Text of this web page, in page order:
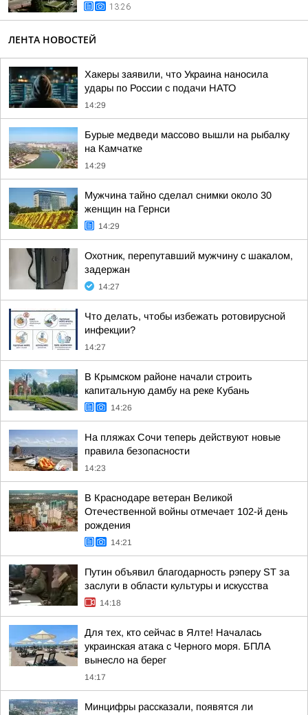
13:26
ЛЕНТА НОВОСТЕЙ
Хакеры заявили, что Украина наносила
удары по России с подачи НАТО
14:29
Бурые медведи массово вышли на рыбалку
на Камчатке
14:29
Мужчина тайно сделал снимки около 30
женщин на Гернси
14:29
Охотник, перепутавший мужчину с шакалом,
задержан
14:27
Что делать, чтобы избежать ротовирусной
инфекции?
14:27
В Крымском районе начали строить
капитальную дамбу на реке Кубань
14:26
На пляжах Сочи теперь действуют новые
правила безопасности
14:23
В Краснодаре ветеран Великой
Отечественной войны отмечает 102-й день
рождения
14:21
Путин объявил благодарность рэперу ST за
заслуги в области культуры и искусства
14:18
Для тех, кто сейчас в Ялте! Началась
украинская атака с Черного моря. БПЛА
вынесло на берег
14:17
Минцифры рассказали, появятся ли